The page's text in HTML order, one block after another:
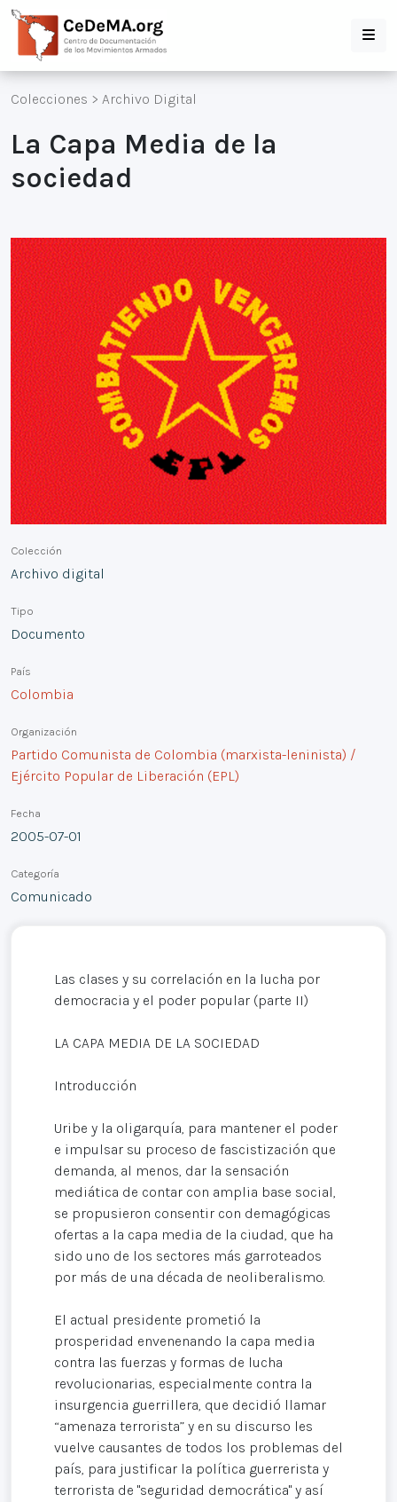
Colecciones > Archivo Digital
La Capa Media de la
sociedad
Colección
Archivo digital
Tipo
Documento
País
Colombia
Organización
Partido Comunista de Colombia (marxista-leninista) /
Ejército Popular de Liberación (EPL)
Fecha
2005-07-01
Categoría
Comunicado
Las clases y su correlación en la lucha por
democracia y el poder popular (parte II)
LA CAPA MEDIA DE LA SOCIEDAD
Introducción
Uribe y la oligarquía, para mantener el poder
e impulsar su proceso de fascistización que
demanda, al menos, dar la sensación
mediática de contar con amplia base social,
se propusieron consentir con demagógicas
ofertas a la capa media de la ciudad, que ha
sido uno de los sectores más garroteados
por más de una década de neoliberalismo.
El actual presidente prometió la
prosperidad envenenando la capa media
contra las fuerzas y formas de lucha
revolucionarias, especialmente contra la
insurgencia guerrillera, que decidió llamar
“amenaza terrorista” y en su discurso les
vuelve causantes de todos los problemas del
país, para justificar la política guerrerista y
terrorista de "seguridad democrática" y así